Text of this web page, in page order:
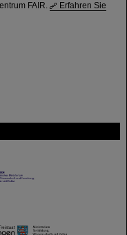
FAIR.
Erfahren Sie